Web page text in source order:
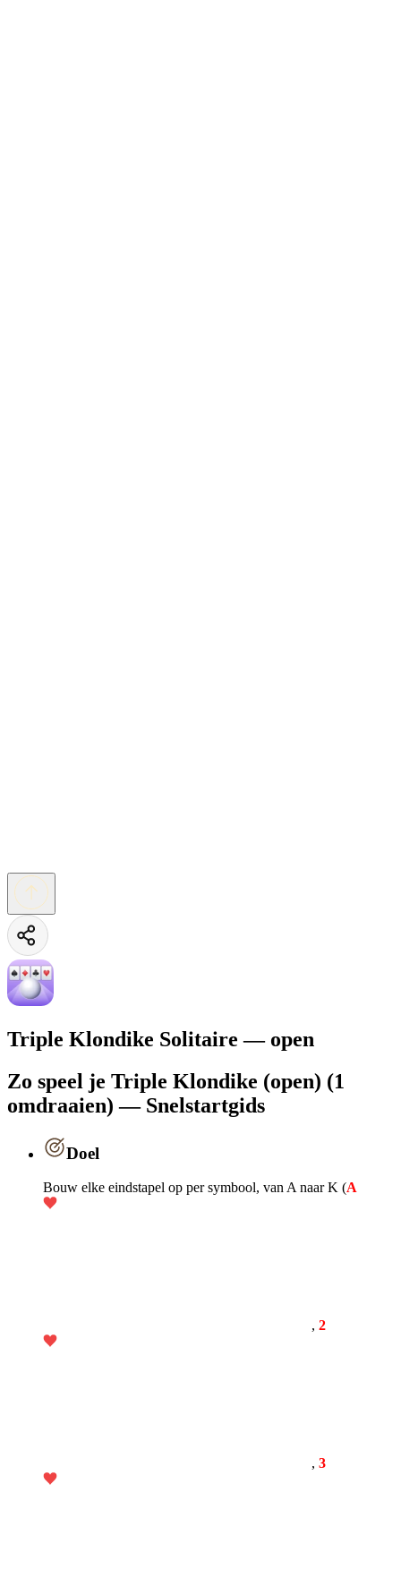
Triple Klondike Solitaire — open
Zo speel je Triple Klondike (open) (1
omdraaien) — Snelstartgids
Doel
Bouw elke eindstapel op per symbool, van A naar K (A
, 2
, 3